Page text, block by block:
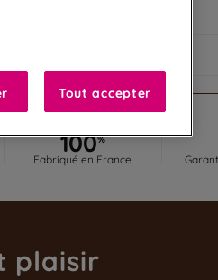
100%
Fabriqué en France
plaisir
Tout accepter